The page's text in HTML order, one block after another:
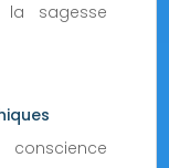
la sagesse